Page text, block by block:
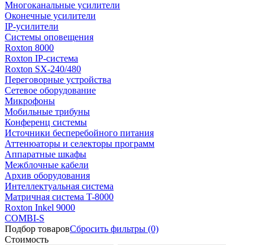
Многоканальные усилители
Оконечные усилители
IP-усилители
Системы оповещения
Roxton 8000
Roxton IP-система
Roxton SX-240/480
Переговорные устройства
Сетевое оборудование
Микрофоны
Мобильные трибуны
Конференц системы
Источники бесперебойного питания
Аттенюаторы и селекторы программ
Аппаратные шкафы
Межблочные кабели
Архив оборудования
Интеллектуальная система
Матричная система T-8000
Roxton Inkel 9000
COMBI-S
Подбор товаровСбросить фильтры (0)
Стоимость